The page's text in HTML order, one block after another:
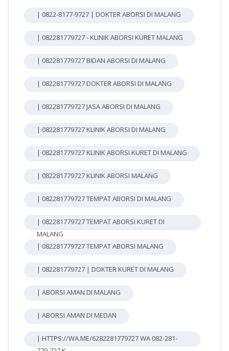
| 0822-8177-9727 | DOKTER ABORSI DI MALANG
| 082281779727 - KLINIK ABORSI KURET MALANG
| 082281779727 BIDAN ABORSI DI MALANG
| 082281779727 DOKTER ABORSI DI MALANG
| 082281779727 JASA ABORSI DI MALANG
| 082281779727 KLINIK ABORSI DI MALANG
| 082281779727 KLINIK ABORSI KURET DI MALANG
| 082281779727 KLINIK ABORSI MALANG
| 082281779727 TEMPAT ABORSI DI MALANG
| 082281779727 TEMPAT ABORSI KURET DI
MALANG
| 082281779727 TEMPAT ABORSI MALANG
| 082281779727 | DOKTER KURET DI MALANG
| ABORSI AMAN DI MALANG
| ABORSI AMAN DI MEDAN
| HTTPS://WA.ME/6282281779727 WA 082-281-